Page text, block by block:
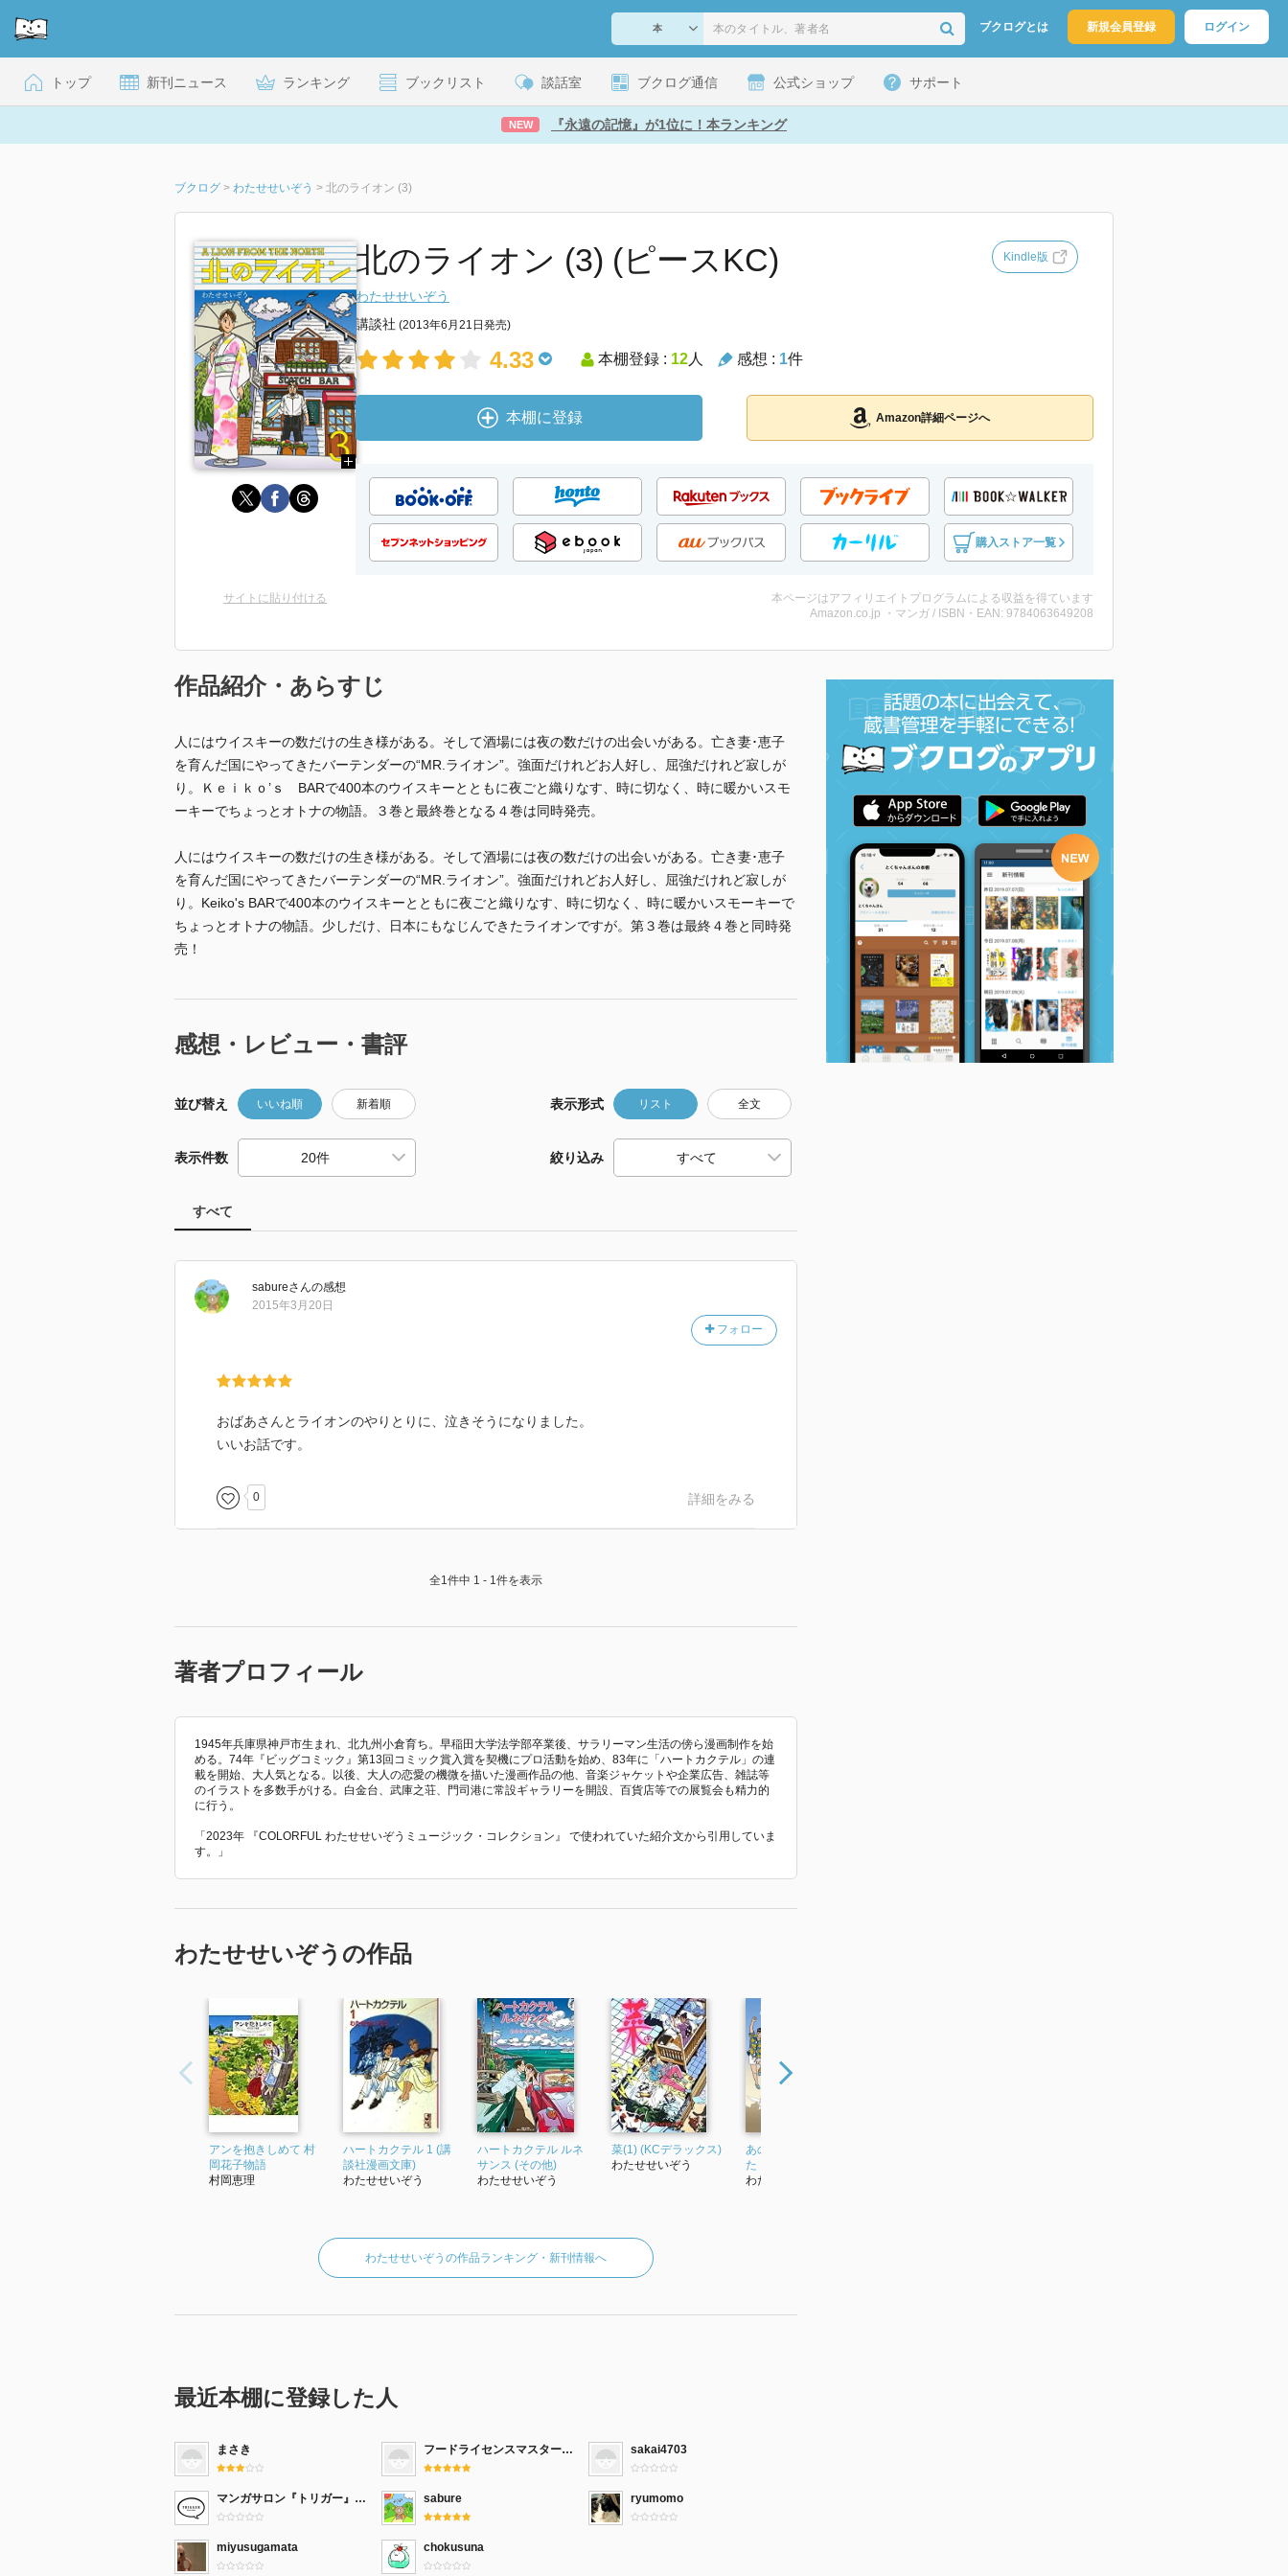
ブクログとは 新規会員登録 ログイン
トップ 新刊ニュース ランキング ブックリスト 談話室 ブクログ通信 公式ショップ サポート
NEW 『永遠の記憶』が1位に！本ランキング
ブクログ > わたせせいぞう > 北のライオン (3)
北のライオン (3) (ピースKC) Kindle版
わたせせいぞう
講談社 (2013年6月21日発売)
4.33 本棚登録 : 12人 感想 : 1件
本棚に登録 Amazon詳細ページへ
購入ストア一覧
サイトに貼り付ける
本ページはアフィリエイトプログラムによる収益を得ています
Amazon.co.jp ・マンガ / ISBN・EAN: 9784063649208
作品紹介・あらすじ
人にはウイスキーの数だけの生き様がある。そして酒場には夜の数だけの出会いがある。亡き妻･恵子
を育んだ国にやってきたバーテンダーの“MR.ライオン”。強面だけれどお人好し、屈強だけれど寂しが
り。Ｋｅｉｋｏ’ｓ BARで400本のウイスキーとともに夜ごと織りなす、時に切なく、時に暖かいスモ
ーキーでちょっとオトナの物語。３巻と最終巻となる４巻は同時発売。
人にはウイスキーの数だけの生き様がある。そして酒場には夜の数だけの出会いがある。亡き妻･恵子
を育んだ国にやってきたバーテンダーの“MR.ライオン”。強面だけれどお人好し、屈強だけれど寂しが
り。Keiko's BARで400本のウイスキーとともに夜ごと織りなす、時に切なく、時に暖かいスモーキーで
ちょっとオトナの物語。少しだけ、日本にもなじんできたライオンですが。第３巻は最終４巻と同時発
売！
感想・レビュー・書評
並び替え いいね順 新着順 表示形式 リスト 全文
表示件数 絞り込み
すべて
sabureさんの感想
フォロー
2015年3月20日
おばあさんとライオンのやりとりに、泣きそうになりました。
いいお話です。
0 詳細をみる
全1件中 1 - 1件を表示
著者プロフィール
1945年兵庫県神戸市生まれ、北九州小倉育ち。早稲田大学法学部卒業後、サラリーマン生活の傍ら漫画制作を始
める。74年『ビッグコミック』第13回コミック賞入賞を契機にプロ活動を始め、83年に「ハートカクテル」の連
載を開始、大人気となる。以後、大人の恋愛の機微を描いた漫画作品の他、音楽ジャケットや企業広告、雑誌等
のイラストを多数手がける。白金台、武庫之荘、門司港に常設ギャラリーを開設、百貨店等での展覧会も精力的
に行う。
「2023年 『COLORFUL わたせせいぞうミュージック・コレクション』 で使われていた紹介文から引用していま
す。」
わたせせいぞうの作品
アンを抱きしめて 村
岡花子物語
村岡恵理
ハートカクテル 1 (講
談社漫画文庫)
わたせせいぞう
ハートカクテル ルネ
サンス (その他)
わたせせいぞう
菜(1) (KCデラックス)
わたせせいぞう
あの頃ボクらは若かっ
た
わたせせいぞう
わたせせいぞうの作品ランキング・新刊情報へ
最近本棚に登録した人
まさき フードライセンスマスター吉岡 sakai4703
マンガサロン『トリガー』公式本棚 sabure ryumomo
miyusugamata chokusuna